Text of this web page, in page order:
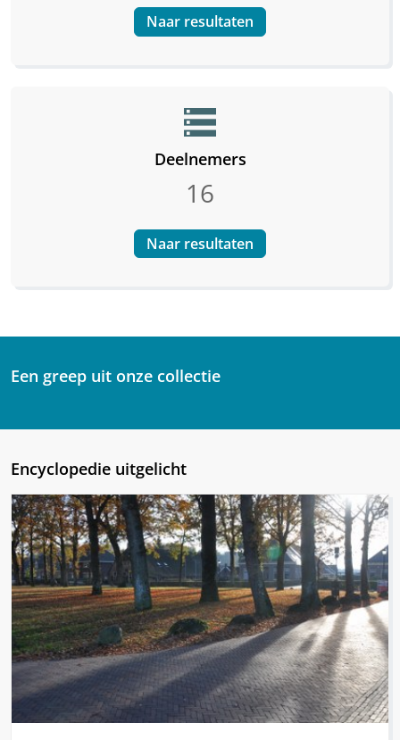
Naar resultaten
storage
Deelnemers
16
Naar resultaten
Een greep uit onze collectie
Encyclopedie uitgelicht